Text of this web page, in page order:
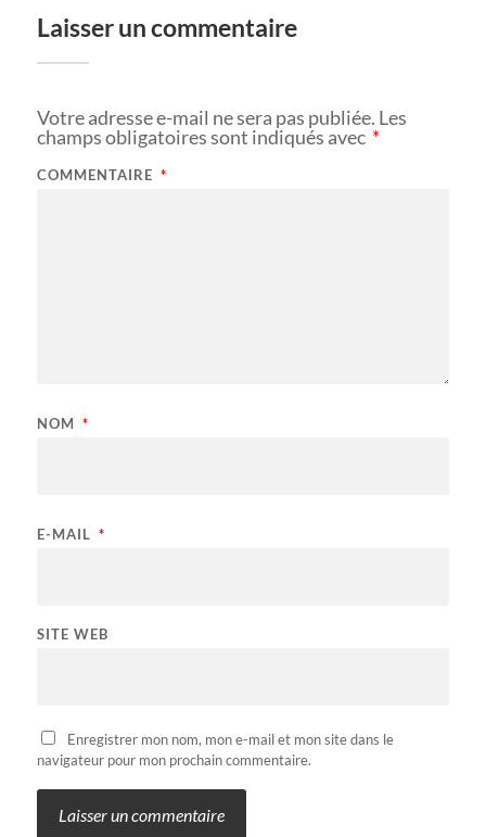
Laisser un commentaire
Votre adresse e-mail ne sera pas publiée. Les
champs obligatoires sont indiqués avec *
COMMENTAIRE *
NOM *
E-MAIL *
SITE WEB
Enregistrer mon nom, mon e-mail et mon site dans le
navigateur pour mon prochain commentaire.